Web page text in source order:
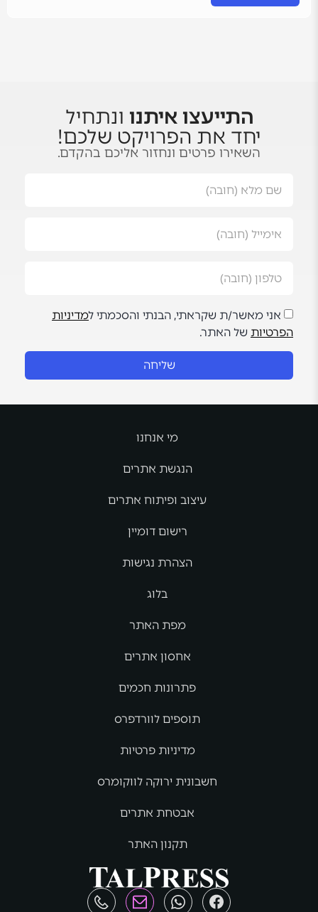
התייעצו איתנו ונתחיל
יחד את הפרויקט שלכם!
השאירו פרטים ונחזור אליכם בהקדם.
אני מאשר/ת שקראתי, הבנתי והסכמתי למדיניות
הפרטיות של האתר.
שליחה
מי אנחנו
הנגשת אתרים
עיצוב ופיתוח אתרים
רישום דומיין
הצהרת נגישות
בלוג
מפת האתר
אחסון אתרים
פתרונות חכמים
תוספים לוורדפרס
מדיניות פרטיות
חשבונית ירוקה לווקומרס
אבטחת אתרים
תקנון האתר